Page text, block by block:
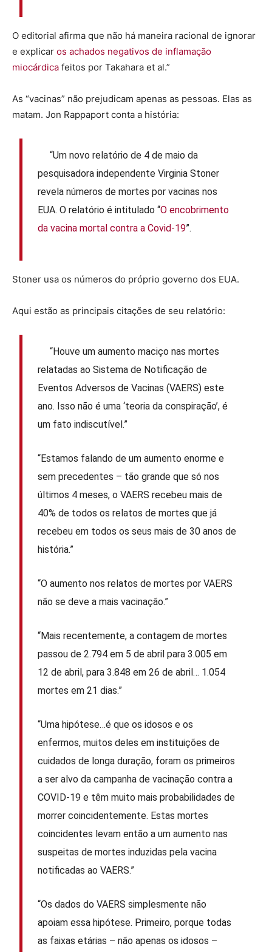
O editorial afirma que não há maneira racional de ignorar
e explicar os achados negativos de inflamação
miocárdica feitos por Takahara et al.”
As “vacinas” não prejudicam apenas as pessoas. Elas as
matam. Jon Rappaport conta a história:
“Um novo relatório de 4 de maio da
pesquisadora independente Virginia Stoner
revela números de mortes por vacinas nos
EUA. O relatório é intitulado “O encobrimento
da vacina mortal contra a Covid-19”.
Stoner usa os números do próprio governo dos EUA.
Aqui estão as principais citações de seu relatório:
“Houve um aumento maciço nas mortes
relatadas ao Sistema de Notificação de
Eventos Adversos de Vacinas (VAERS) este
ano. Isso não é uma ‘teoria da conspiração’, é
um fato indiscutível.”
“Estamos falando de um aumento enorme e
sem precedentes – tão grande que só nos
últimos 4 meses, o VAERS recebeu mais de
40% de todos os relatos de mortes que já
recebeu em todos os seus mais de 30 anos de
história.”
“O aumento nos relatos de mortes por VAERS
não se deve a mais vacinação.”
“Mais recentemente, a contagem de mortes
passou de 2.794 em 5 de abril para 3.005 em
12 de abril, para 3.848 em 26 de abril… 1.054
mortes em 21 dias.”
“Uma hipótese…é que os idosos e os
enfermos, muitos deles em instituições de
cuidados de longa duração, foram os primeiros
a ser alvo da campanha de vacinação contra a
COVID-19 e têm muito mais probabilidades de
morrer coincidentemente. Estas mortes
coincidentes levam então a um aumento nas
suspeitas de mortes induzidas pela vacina
notificadas ao VAERS.”
“Os dados do VAERS simplesmente não
apoiam essa hipótese. Primeiro, porque todas
as faixas etárias – não apenas os idosos –